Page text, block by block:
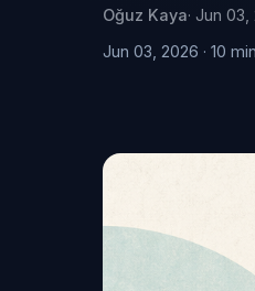
Oğuz Kaya· Jun
Jun 03, 2026 · 10